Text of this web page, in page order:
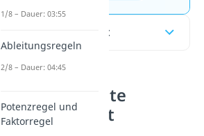
Inhaltsübersicht
Wendetangente
einfach erklärt
1/8 – Dauer: 03:55
Ableitungsregeln
2/8 – Dauer: 04:45
Potenzregel und
Faktorregel